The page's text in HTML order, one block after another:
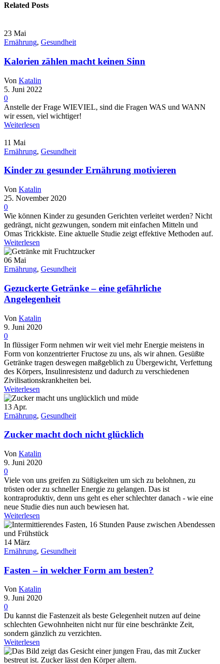
Related Posts
23 Mai
Ernährung, Gesundheit
Kalorien zählen macht keinen Sinn
Von Katalin
5. Juni 2022
0
Anstelle der Frage WIEVIEL, sind die Fragen WAS und WANN
wir essen, viel wichtiger!
Weiterlesen
11 Mai
Ernährung, Gesundheit
Kinder zu gesunder Ernährung motivieren
Von Katalin
25. November 2020
0
Wie können Kinder zu gesunden Gerichten verleitet werden? Nicht
gedrängt, nicht gezwungen, sondern mit einfachen Mitteln und
Omas Trickkiste. Eine aktuelle Studie zeigt effektive Methoden auf.
Weiterlesen
06 Mai
Ernährung, Gesundheit
Gezuckerte Getränke – eine gefährliche
Angelegenheit
Von Katalin
9. Juni 2020
0
In flüssiger Form nehmen wir weit viel mehr Energie meistens in
Form von konzentrierter Fructose zu uns, als wir ahnen. Gesüßte
Getränke tragen deswegen maßgeblich zu Übergewicht, Verfettung
des Körpers, Insulinresistenz und dadurch zu verschiedenen
Zivilisationskrankheiten bei.
Weiterlesen
13 Apr.
Ernährung, Gesundheit
Zucker macht doch nicht glücklich
Von Katalin
9. Juni 2020
0
Viele von uns greifen zu Süßigkeiten um sich zu belohnen, zu
trösten oder zu schneller Energie zu gelangen. Das ist
kontraproduktiv, denn uns geht es eher schlechter danach - wie eine
neue Studie dies nun auch bewiesen hat.
Weiterlesen
14 März
Ernährung, Gesundheit
Fasten – in welcher Form am besten?
Von Katalin
9. Juni 2020
0
Du kannst die Fastenzeit als beste Gelegenheit nutzen auf deine
schlechten Gewohnheiten nicht nur für eine beschränkte Zeit,
sondern gänzlich zu verzichten.
Weiterlesen